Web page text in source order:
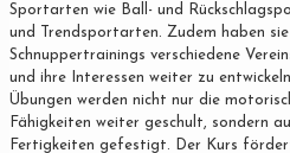
Sportarten wie Ball- und
und Trendsportarten. Zudem haben
Schnuppertrainings verschiedene
und ihre Interessen weiter zu
Übungen werden nicht nur die
Fähigkeiten weiter geschult, sondern
Fertigkeiten gefestigt. Der Kurs